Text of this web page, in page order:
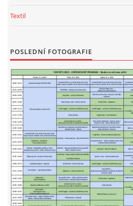
Textil
POSLEDNÍ FOTOGRAFIE